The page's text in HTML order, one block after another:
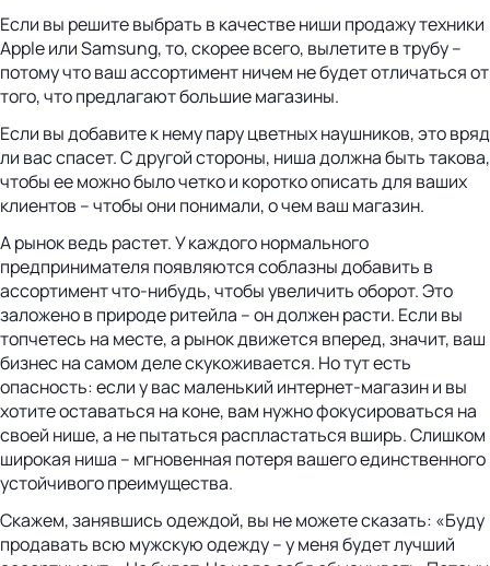
Если вы решите выбрать в качестве ниши продажу техники
Apple или Samsung, то, скорее всего, вылетите в трубу –
потому что ваш ассортимент ничем не будет отличаться от
того, что предлагают большие магазины.
Если вы добавите к нему пару цветных наушников, это вряд
ли вас спасет. С другой стороны, ниша должна быть такова,
чтобы ее можно было четко и коротко описать для ваших
клиентов – чтобы они понимали, о чем ваш магазин.
А рынок ведь растет. У каждого нормального
предпринимателя появляются соблазны добавить в
ассортимент что-нибудь, чтобы увеличить оборот. Это
заложено в природе ритейла – он должен расти. Если вы
топчетесь на месте, а рынок движется вперед, значит, ваш
бизнес на самом деле скукоживается. Но тут есть
опасность: если у вас маленький интернет-магазин и вы
хотите оставаться на коне, вам нужно фокусироваться на
своей нише, а не пытаться распластаться вширь. Слишком
широкая ниша – мгновенная потеря вашего единственного
устойчивого преимущества.
Скажем, занявшись одеждой, вы не можете сказать: «Буду
продавать всю мужскую одежду – у меня будет лучший